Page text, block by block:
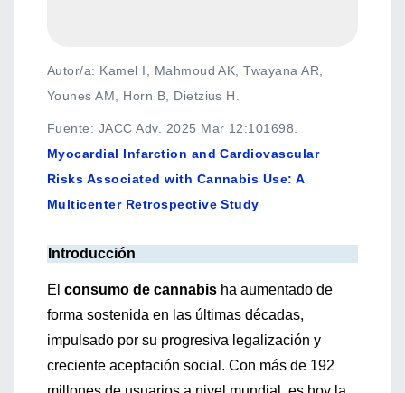
Autor/a: Kamel I, Mahmoud AK, Twayana AR,
Younes AM, Horn B, Dietzius H.
Fuente: JACC Adv. 2025 Mar 12:101698.
Myocardial Infarction and Cardiovascular
Risks Associated with Cannabis Use: A
Multicenter Retrospective Study
Introducción
El consumo de cannabis ha aumentado de
forma sostenida en las últimas décadas,
impulsado por su progresiva legalización y
creciente aceptación social. Con más de 192